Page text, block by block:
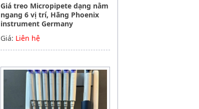
Giá treo Micropipete dạng nằm
ngang 6 vị trí, Hãng Phoenix
instrument Germany
Giá: Liên hệ